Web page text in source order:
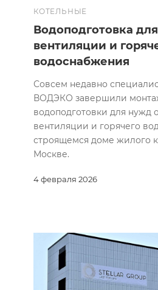
КОТЕЛЬНЫЕ
4 февраля 2026
Водоподготовка
вентиляции и
водоснабжения
Совсем недавно
ВОДЭКО завершили
водоподготовки для нужд
вентиляции и горячего
строящемся доме жилого
Москве.